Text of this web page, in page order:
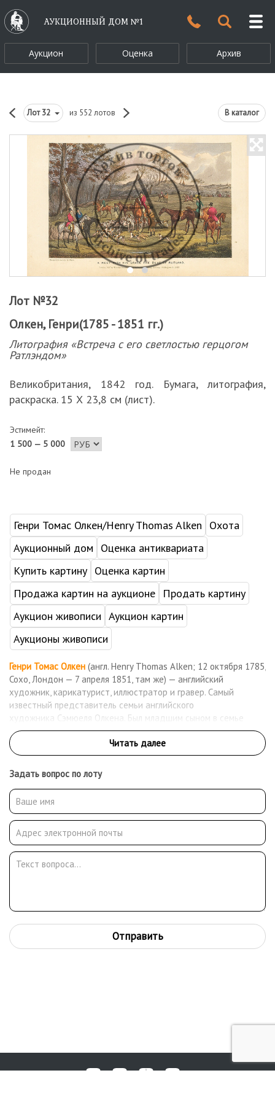
АУКЦИОННЫЙ ДОМ №1
Аукцион Оценка Архив
Лот32 из 552 лотов В каталог
Лот №32
Олкен, Генри(1785 - 1851 гг.)
Литография «Встреча с его светлостью герцогом
Ратлэндом»
Великобритания, 1842 год. Бумага, литография,
раскраска. 15 Х 23,8 см (лист).
Эстимейт:
1 500 — 5 000
Не продан
Генри Томас Олкен/Henry Thomas Alken
Охота
Аукционный дом
Оценка антиквариата
Купить картину Оценка картин
Продажа картин на аукционе
Продать картину
Аукцион живописи Аукцион картин
Аукционы живописи
Генри Томас Олкен (англ. Henry Thomas Alken; 12 октября 1785,
Сохо, Лондон — 7 апреля 1851, там же) — английский
художник, карикатурист, иллюстратор и гравер. Самый
известный представитель семьи английского
художника Сэмюеля Олкена. Был младшим сыном в семье
Олкена. Два его старших брата — Джордж и Сэмюель Генри,
также были художниками. Генри Томас Олкен — плодовитый
художник, который был довольно известным в своё время в
Великобритании, где работал до конца своей жизни в 1851
году. Наиболее активный период в его творчество пришелся
на 1816—1831 год. Основная тема его живописных и
графических работ — традиционный британский спорт,
скачки, охота. Кроме того, иллюстрации и сатирические
рисунки и карикатуры художника публиковались на
страницах британской прессы.
Задать вопрос по лоту
Отправить